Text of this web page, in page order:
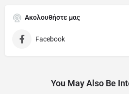
Ακολουθήστε μας
Facebook
You May Also Be